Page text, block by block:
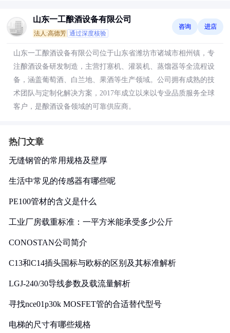
山东一工酿酒设备有限公司
法人:高德芳 通过深度核验
咨询 进店
山东一工酿酒设备有限公司位于山东省潍坊市诸城市相州镇，专
注酿酒设备研发制造，主营打塞机、灌装机、蒸馏器等全流程设
备，涵盖葡萄酒、白兰地、果酒等生产领域。公司拥有成熟的技
术团队与定制化解决方案，2017年成立以来以专业品质服务全球
客户，是酿酒设备领域的可靠供应商。
热门文章
无缝钢管的常用规格及壁厚
生活中常见的传感器有哪些呢
PE100管材的含义是什么
工业厂房载重标准：一平方米能承受多少公斤
CONOSTAN公司简介
C13和C14插头国标与欧标的区别及其标准解析
LGJ-240/30导线参数及载流量解析
寻找nce01p30k MOSFET管的合适替代型号
电梯的尺寸有哪些规格